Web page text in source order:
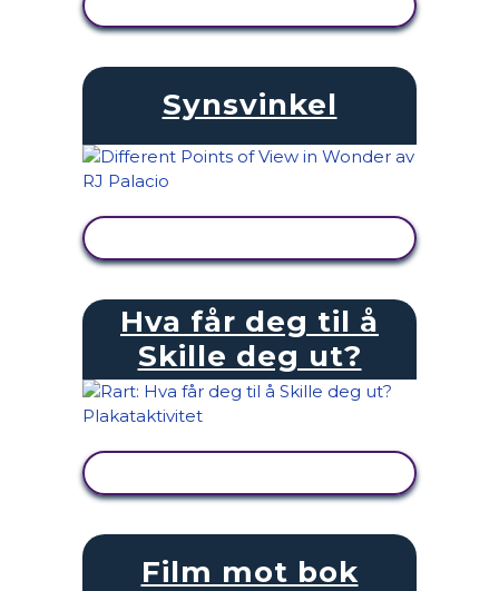
Synsvinkel
Hva får deg til å
Skille deg ut?
Film mot bok